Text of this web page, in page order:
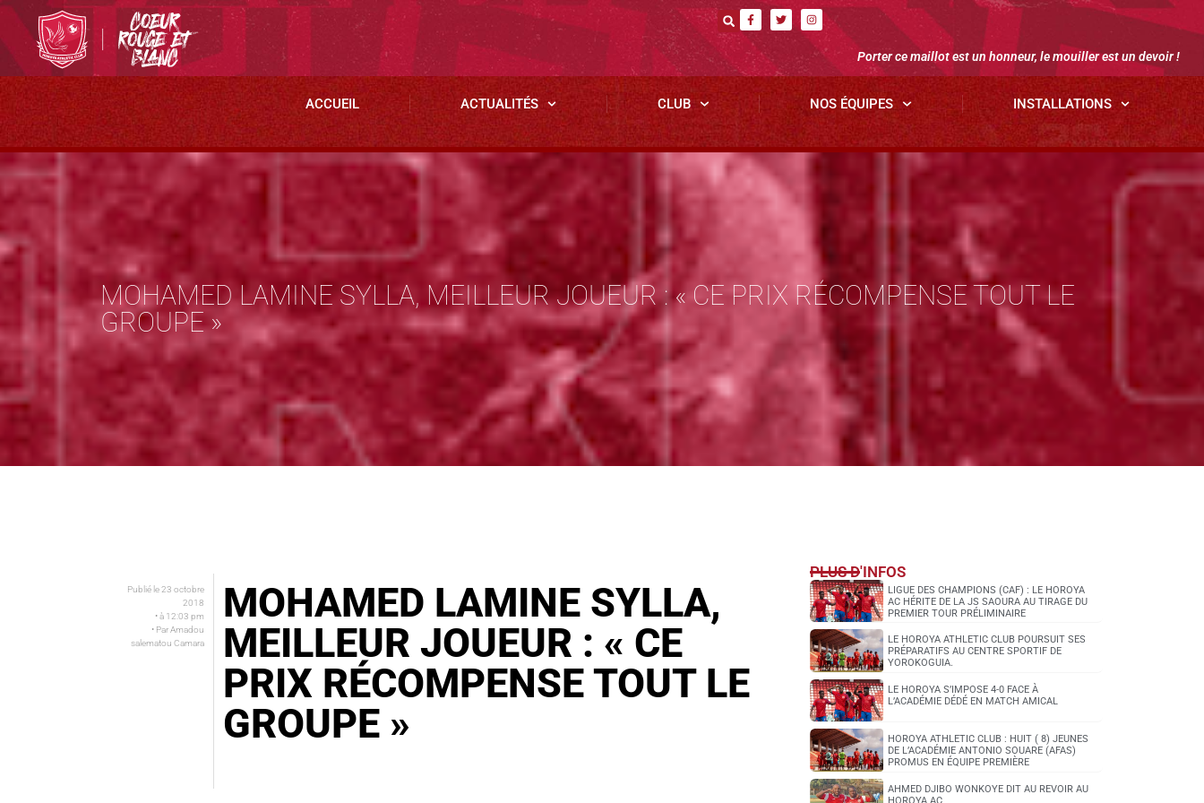
Porter ce maillot est un honneur, le mouiller est un devoir !
ACCUEIL ACTUALITÉS CLUB NOS ÉQUIPES INSTALLATIONS
MOHAMED LAMINE SYLLA, MEILLEUR JOUEUR : « CE PRIX RÉCOMPENSE TOUT LE
GROUPE »
Publié le23 octobre
2018
• à 12:03 pm
• ParAmadou
salematou Camara
MOHAMED LAMINE SYLLA,
MEILLEUR JOUEUR : « CE
PRIX RÉCOMPENSE TOUT LE
GROUPE »
PLUS D'INFOS
LIGUE DES CHAMPIONS (CAF) : LE HOROYA
AC HÉRITE DE LA JS SAOURA AU TIRAGE DU
PREMIER TOUR PRÉLIMINAIRE
LE HOROYA ATHLETIC CLUB POURSUIT SES
PRÉPARATIFS AU CENTRE SPORTIF DE
YOROKOGUIA.
LE HOROYA S’IMPOSE 4-0 FACE À
L’ACADÉMIE DÉDÉ EN MATCH AMICAL
HOROYA ATHLETIC CLUB : HUIT ( 8) JEUNES
DE L’ACADÉMIE ANTONIO SOUARE (AFAS)
PROMUS EN ÉQUIPE PREMIÈRE
AHMED DJIBO WONKOYE DIT AU REVOIR AU
HOROYA AC